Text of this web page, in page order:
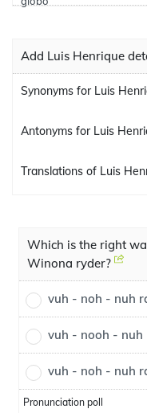
Add Luis Henrique
Synonyms for Luis
Antonyms for Luis
Translations of Luis
Which is the right
Winona ryder?
vuh - noh - nuh
vuh - nooh - nuh
vuh - noh - nuh
Pronunciation poll